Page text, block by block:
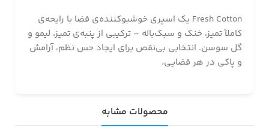
Fresh Cotton یک اسپری خوشبوکننده‌ی فضا با رایحه‌ی
کاملاً تمیز، خنک و سبک‌باله – ترکیبی از پنبه‌ی تمیز، لیمو و
گل سوسن. انتخابی بی‌نقص برای ایجاد حس نظم، آرامش
و پاکی در هر فضایی.
محصولات مشابه